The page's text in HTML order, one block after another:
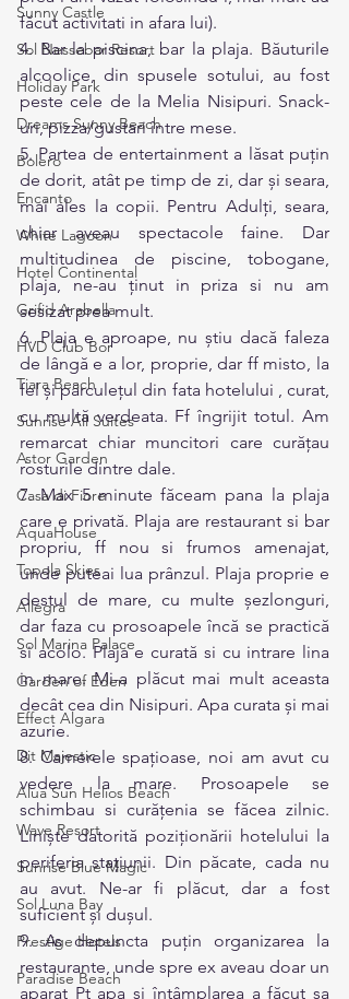
Sunny Castle
Sol Nessebar Resort
Holiday Park
Dreams Sunny Beach
Bolero
Encanto
White Lagoon
Hotel Continental
Grifid Arabella
HVD Club Bor
Tiara Beach
Sunrise All Suites
Astor Garden
Casa di Fiore
AquaHouse
Topola Skies
Allegra
Sol Marina Palace
Garden of Eden
Effect Algara
Dit Majestic
Alua Sun Helios Beach
Wave Resort
Sunrise Blue Magic
Sol Luna Bay
Prestige Hotels
Paradise Beach
făcut activitati in afara lui).
4. Bar la piscina, bar la plaja. Băuturile
alcoolice, din spusele sotului, au fost
peste cele de la Melia Nisipuri. Snack-
uri, pizza/gustari între mese.
5. Partea de entertainment a lăsat puțin
de dorit, atât pe timp de zi, dar și seara,
mai ales la copii. Pentru Adulți, seara,
chiar aveau spectacole faine. Dar
multitudinea de piscine, tobogane,
plaja, ne-au ținut in priza si nu am
sesizat prea mult.
6. Plaja e aproape, nu știu dacă faleza
de lângă e a lor, proprie, dar ff misto, la
fel și părculețul din fata hotelului , curat,
cu multă verdeata. Ff îngrijit totul. Am
remarcat chiar muncitori care curățau
rosturile dintre dale.
7. Max 5 minute făceam pana la plaja
care e privată. Plaja are restaurant si bar
propriu, ff nou si frumos amenajat,
unde puteai lua prânzul. Plaja proprie e
destul de mare, cu multe șezlonguri,
dar faza cu prosoapele încă se practică
si acolo. Plaja e curată si cu intrare lina
in mare. Mi-a plăcut mai mult aceasta
decât cea din Nisipuri. Apa curata și mai
azurie.
8. Camerele spațioase, noi am avut cu
vedere la mare. Prosoapele se
schimbau si curățenia se făcea zilnic.
Liniște datorită poziționării hotelului la
periferia stațiunii. Din păcate, cada nu
au avut. Ne-ar fi plăcut, dar a fost
suficient și dușul.
9. As depuncta puțin organizarea la
restaurante, unde spre ex aveau doar un
aparat Pt apa si întâmplarea a făcut sa